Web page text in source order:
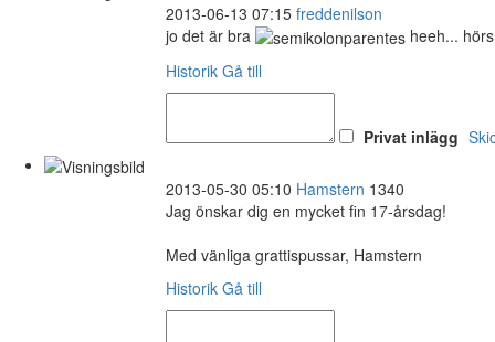
2013-06-13 07:15 freddenilson
jo det är bra
heeh...
Historik Gå till
Privat inlägg
2013-05-30 05:10 Hamstern 1340
Jag önskar dig en mycket fin 17-årsdag!
Med vänliga grattispussar, Hamstern
Historik Gå till